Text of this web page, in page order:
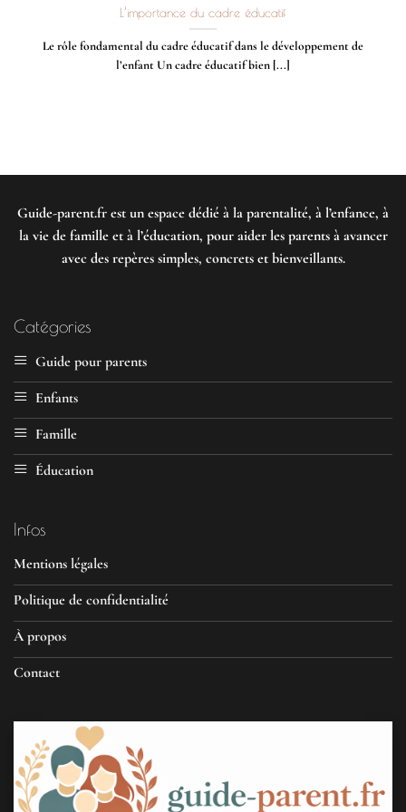
L’importance du cadre éducatif
Le rôle fondamental du cadre éducatif dans le développement de
l’enfant Un cadre éducatif bien [...]
Guide-parent.fr est un espace dédié à la parentalité, à l’enfance, à
la vie de famille et à l’éducation, pour aider les parents à avancer
avec des repères simples, concrets et bienveillants.
Catégories
Guide pour parents
Enfants
Famille
Éducation
Infos
Mentions légales
Politique de confidentialité
À propos
Contact